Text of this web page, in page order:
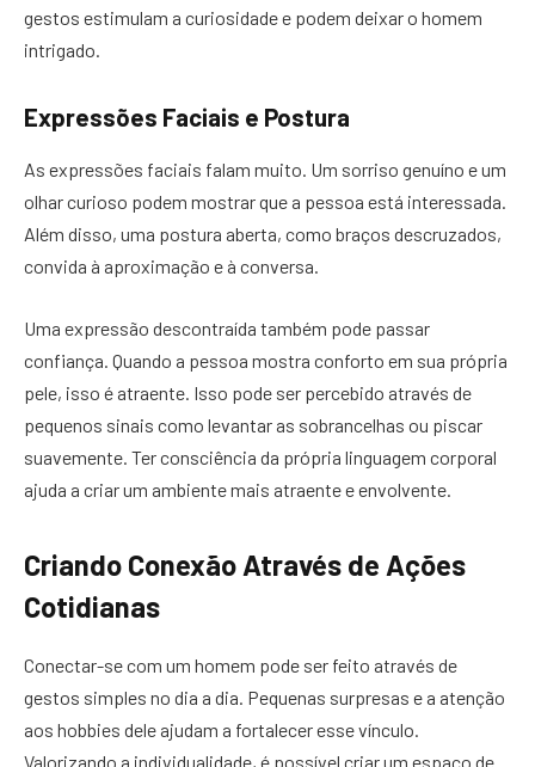
gestos estimulam a curiosidade e podem deixar o homem
intrigado.
Expressões Faciais e Postura
As expressões faciais falam muito. Um sorriso genuíno e um
olhar curioso podem mostrar que a pessoa está interessada.
Além disso, uma postura aberta, como braços descruzados,
convida à aproximação e à conversa.
Uma expressão descontraída também pode passar
confiança. Quando a pessoa mostra conforto em sua própria
pele, isso é atraente. Isso pode ser percebido através de
pequenos sinais como levantar as sobrancelhas ou piscar
suavemente. Ter consciência da própria linguagem corporal
ajuda a criar um ambiente mais atraente e envolvente.
Criando Conexão Através de Ações
Cotidianas
Conectar-se com um homem pode ser feito através de
gestos simples no dia a dia. Pequenas surpresas e a atenção
aos hobbies dele ajudam a fortalecer esse vínculo.
Valorizando a individualidade, é possível criar um espaço de